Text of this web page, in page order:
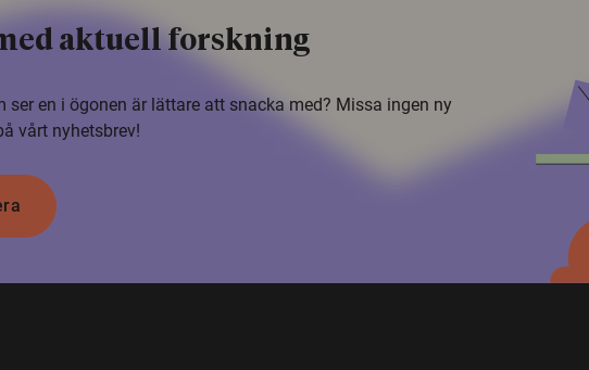
aktuell forskning
ser en i ögonen är lättare att snacka med? Missa ingen ny
vårt nyhetsbrev!